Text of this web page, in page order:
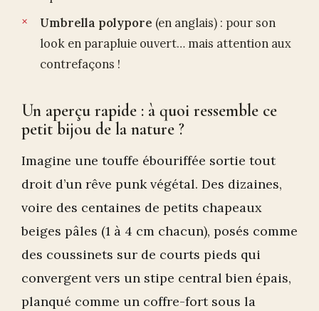
Umbrella polypore (en anglais) : pour son
look en parapluie ouvert… mais attention aux
contrefaçons !
Un aperçu rapide : à quoi ressemble ce
petit bijou de la nature ?
Imagine une touffe ébouriffée sortie tout
droit d’un rêve punk végétal. Des dizaines,
voire des centaines de petits chapeaux
beiges pâles (1 à 4 cm chacun), posés comme
des coussinets sur de courts pieds qui
convergent vers un stipe central bien épais,
planqué comme un coffre-fort sous la